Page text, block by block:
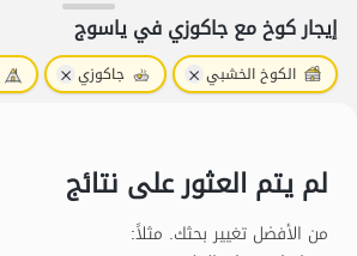
إيجار كوخ مع جاكوزي في یاسوج
الكوخ الخشبي جاكوزي
لم يتم العثور على نتائج
من الأفضل تغيير بحثك. مثلاً: